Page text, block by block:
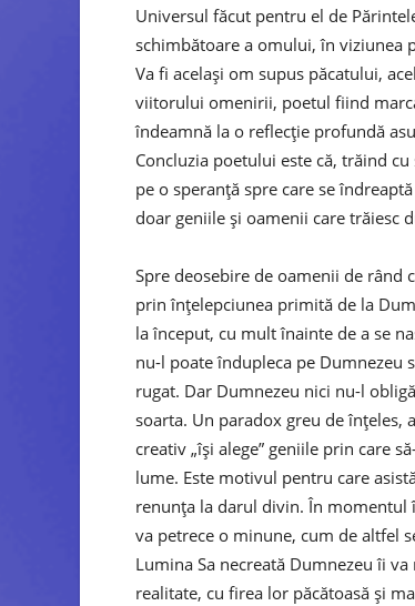
Universul făcut pentru el de
schimbătoare a omului, în viziunea
Va fi același om supus păcatului,
viitorului omenirii, poetul fiind
îndeamnă la o reflecție profundă
Concluzia poetului este că, trăind
pe o speranță spre care se
doar geniile și oamenii care trăiesc
Spre deosebire de oamenii de
prin înțelepciunea primită de la
la început, cu mult înainte de a se
nu-l poate îndupleca pe Dumnezeu
rugat. Dar Dumnezeu nici nu-l
soarta. Un paradox greu de înțeles,
creativ „își alege” geniile prin care
lume. Este motivul pentru care
renunța la darul divin. În momentul
va petrece o minune, cum de altfel
Lumina Sa necreată Dumnezeu îi
realitate, cu firea lor păcătoasă și